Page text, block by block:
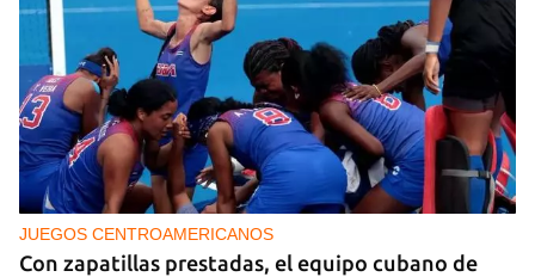
JUEGOS CENTROAMERICANOS
Con zapatillas prestadas, el equipo cubano de